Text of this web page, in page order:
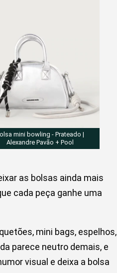
mini bowling - Prateado |
Alexandre Pavão + Pool
as bolsas ainda mais
cada peça ganhe uma
mini bags, espelhos,
parece neutro demais, e
visual e deixa a bolsa